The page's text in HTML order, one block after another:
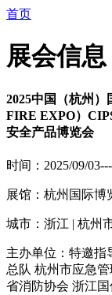
首页
展会信息
2025中国（杭州
FIRE EXPO）
安全产品博览会
时间：2025/09/
展馆：杭州国际博
城市：浙江 | 杭州
主办单位：特邀指
总队 杭州市应急
省消防协会 浙江